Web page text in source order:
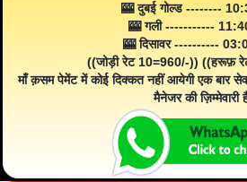
🎰 दुबई गोल्ड --------
🎰 गली -----------
🎰 दिसावर ----------
((जोड़ी रेट 10=960/-)) ((हरूफ़
माँ क़सम पेमेंट में कोई दिक्कत नहीं आयेगी एक बार
मैनेजर की ज़िम्मेवारी